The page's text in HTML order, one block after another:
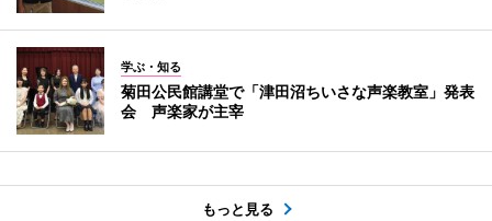
学ぶ・知る
菊田公民館講堂で「津田沼ちいさな声楽教室」発表
会 声楽家が主宰
もっと見る